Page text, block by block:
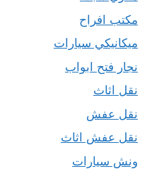
مكتب افراح
ميكانيكي سيارات
نجار فتح ابواب
نقل اثاث
نقل عفش
نقل عفش اثاث
ونش سيارات